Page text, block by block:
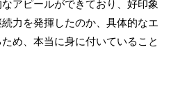
アピールができており、好印象
力を発揮したのか、具体的なエ
め、本当に身に付いていること